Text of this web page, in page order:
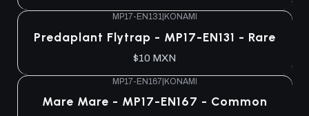
MP17-EN131| KONAMI
Predaplant Flytrap - MP17-EN131 - Rare
$10 MXN
MP17-EN167|KONAMI
Mare Mare - MP17-EN167 - Common